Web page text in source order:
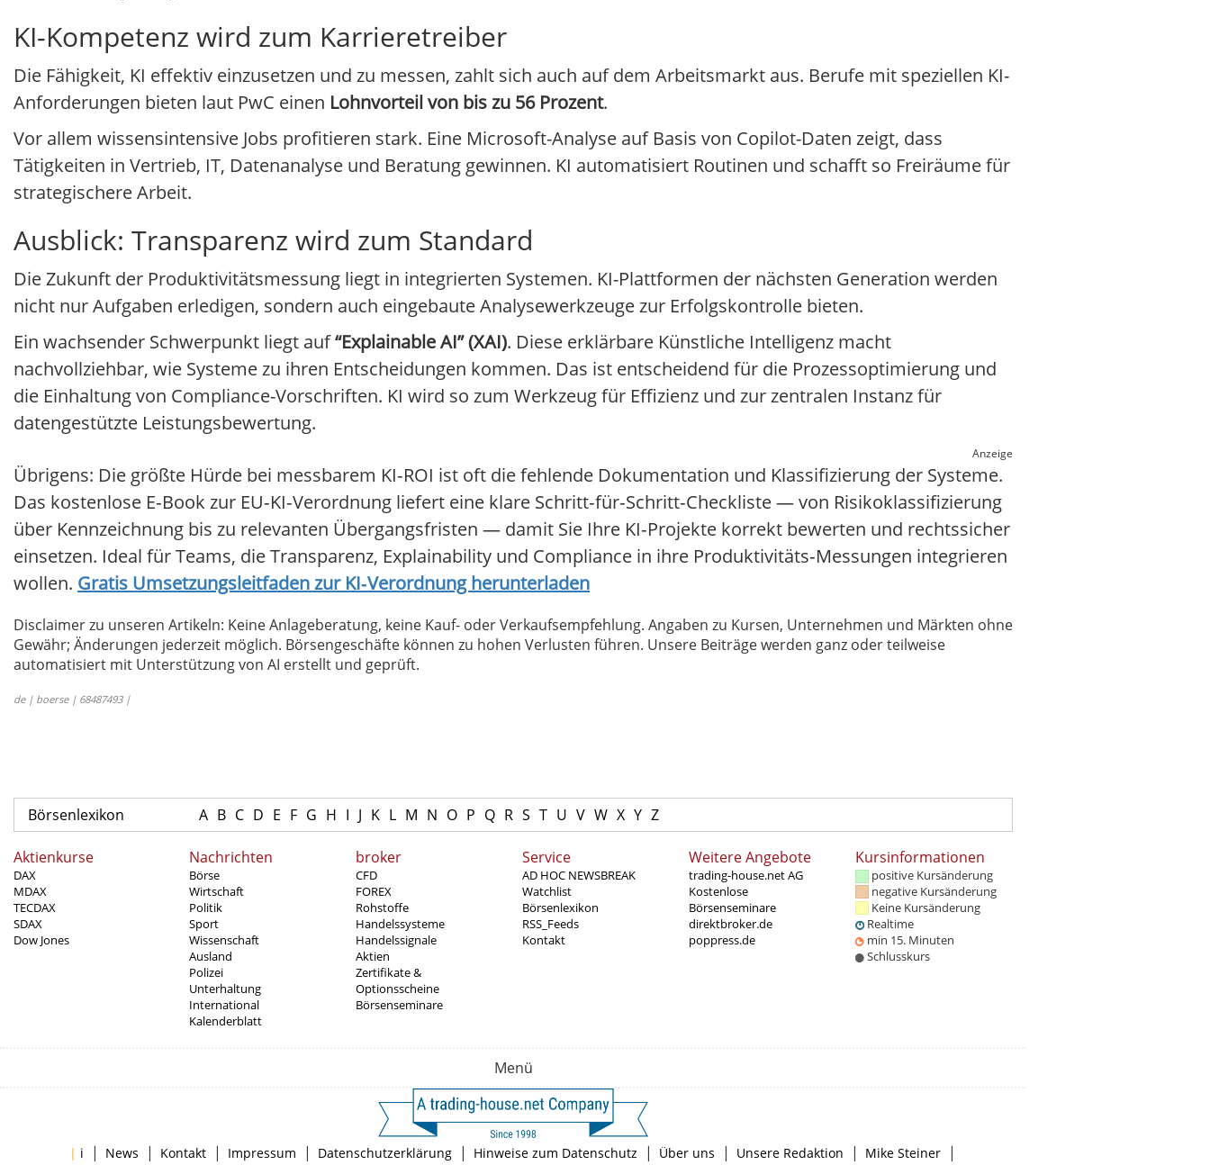
KI-Kompetenz wird zum Karrieretreiber
Die Fähigkeit, KI effektiv einzusetzen und zu messen, zahlt sich auch auf dem Arbeitsmarkt aus. Berufe mit speziellen KI-
Anforderungen bieten laut PwC einen Lohnvorteil von bis zu 56 Prozent.
Vor allem wissensintensive Jobs profitieren stark. Eine Microsoft-Analyse auf Basis von Copilot-Daten zeigt, dass
Tätigkeiten in Vertrieb, IT, Datenanalyse und Beratung gewinnen. KI automatisiert Routinen und schafft so Freiräume für
strategischere Arbeit.
Ausblick: Transparenz wird zum Standard
Die Zukunft der Produktivitätsmessung liegt in integrierten Systemen. KI-Plattformen der nächsten Generation werden
nicht nur Aufgaben erledigen, sondern auch eingebaute Analysewerkzeuge zur Erfolgskontrolle bieten.
Ein wachsender Schwerpunkt liegt auf“Explainable AI” (XAI). Diese erklärbare Künstliche Intelligenz macht
nachvollziehbar, wie Systeme zu ihren Entscheidungen kommen. Das ist entscheidend für die Prozessoptimierung und
die Einhaltung von Compliance-Vorschriften. KI wird so zum Werkzeug für Effizienz und zur zentralen Instanz für
datengestützte Leistungsbewertung.
Anzeige
Übrigens: Die größte Hürde bei messbarem KI‑ROI ist oft die fehlende Dokumentation und Klassifizierung der Systeme.
Das kostenlose E‑Book zur EU‑KI‑Verordnung liefert eine klare Schritt‑für‑Schritt‑Checkliste — von Risikoklassifizierung
über Kennzeichnung bis zu relevanten Übergangsfristen — damit Sie Ihre KI‑Projekte korrekt bewerten und rechtssicher
einsetzen. Ideal für Teams, die Transparenz, Explainability und Compliance in ihre Produktivitäts‑Messungen integrieren
wollen. Gratis Umsetzungsleitfaden zur KI‑Verordnung herunterladen
Disclaimer zu unseren Artikeln: Keine Anlageberatung, keine Kauf- oder Verkaufsempfehlung. Angaben zu Kursen, Unternehmen und Märkten ohne
Gewähr; Änderungen jederzeit möglich. Börsengeschäfte können zu hohen Verlusten führen. Unsere Beiträge werden ganz oder teilweise
automatisiert mit Unterstützung von AI erstellt und geprüft.
de | boerse | 68487493 |
Börsenlexikon A B C D E F G H I J K L M N O P Q R S T U V W X Y Z
Aktienkurse
DAX
MDAX
TECDAX
SDAX
Dow Jones
Nachrichten
Börse
Wirtschaft
Politik
Sport
Wissenschaft
Ausland
Polizei
Unterhaltung
International
Kalenderblatt
broker
CFD
FOREX
Rohstoffe
Handelssysteme
Handelssignale
Aktien
Zertifikate &
Optionsscheine
Börsenseminare
Service
AD HOC NEWSBREAK
Watchlist
Börsenlexikon
RSS_Feeds
Kontakt
Weitere Angebote
trading-house.net AG
Kostenlose
Börsenseminare
direktbroker.de
poppress.de
Kursinformationen
positive Kursänderung
negative Kursänderung
Keine Kursänderung
Realtime
min 15. Minuten
Schlusskurs
Menü
| i | News | Kontakt | Impressum | Datenschutzerklärung | Hinweise zum Datenschutz | Über uns | Unsere Redaktion | Mike Steiner |